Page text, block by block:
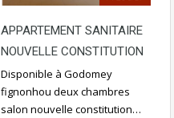
APPARTEMENT SANITAIRE
NOUVELLE CONSTITUTION
Disponible à Godomey
fignonhou deux chambres
salon nouvelle constitution…